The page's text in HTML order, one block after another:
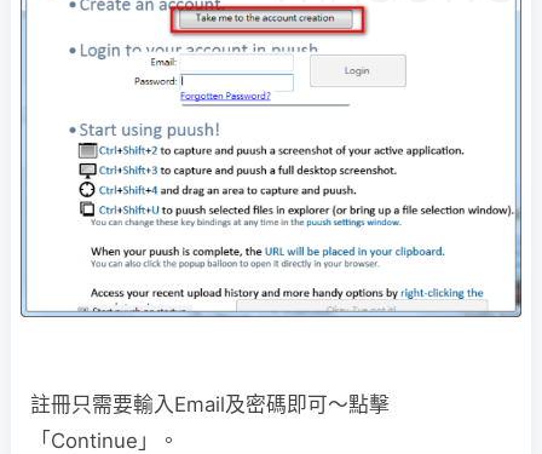
註冊只需要輸入Email及密碼即可～點擊
「Continue」。